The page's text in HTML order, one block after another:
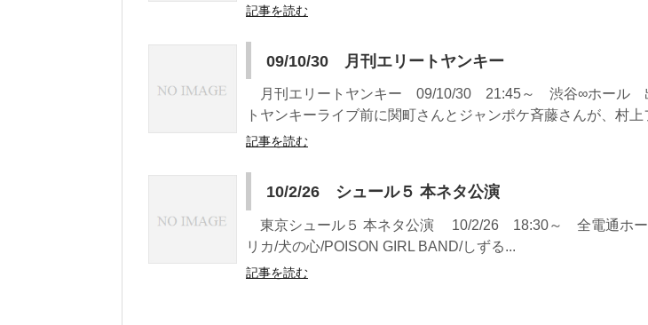
記事を読む
09/10/30 月刊エリートヤンキー
月刊エリートヤンキー 09/10/30 21:45～ 渋谷∞ホール
トヤンキーライブ前に関町さんとジャンポケ斉藤さんが、村上
記事を読む
10/2/26 シュール５ 本ネタ公演
東京シュール５ 本ネタ公演 10/2/26 18:30～ 全電通ホ
リカ/犬の心/POISON GIRL BAND/しずる...
記事を読む